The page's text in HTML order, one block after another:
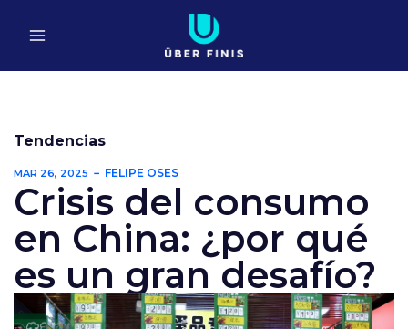
Tendencias
MAR 26, 2025 FELIPE OSES
Crisis del consumo
en China: ¿por qué
es un gran desafío?